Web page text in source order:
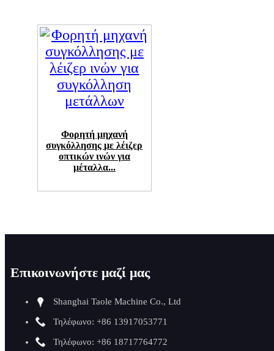
Φορητή μηχανή
συγκόλλησης με λέιζερ
οπτικών ινών για
μέταλλα...
Επικοινωνήστε μαζί μας
Shanghai Taole Machine Co., Ltd
Τηλέφωνο: +86 13917053771
Τηλέφωνο: +86 18717764772